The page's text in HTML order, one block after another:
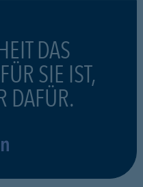
DAS
SIE IST,
DAFÜR.